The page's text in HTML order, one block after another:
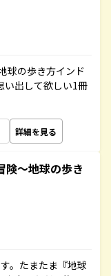
球の歩き方インド
出して欲しい1冊
詳細を見る
険～地球の歩き
。たまたま『地球